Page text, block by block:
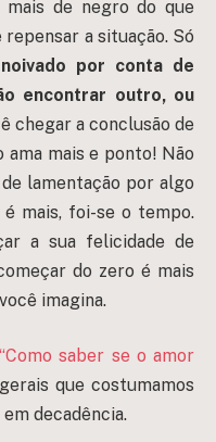
de negro do que
repensar a situação. Só
por conta de
encontrar outro, ou
chegar a conclusão de
ama mais e ponto! Não
lamentação por algo
mais, foi-se o tempo.
a sua felicidade de
do zero é mais
imagina.
“Como saber se o amor
que costumamos
decadência.